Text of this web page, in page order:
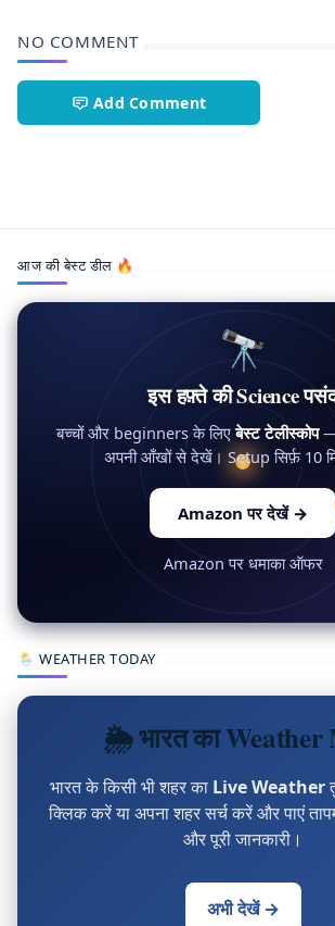
NO COMMENT
Add Comment
आज की बेस्ट डील 🔥
🔭
इस हफ़्ते की Science
बच्चों और beginners के लिएबेस्ट टेलीस्कोप—
अपनी आँखों से देखें। Setup सिर्फ़ 10
Amazon पर देखें →
Amazon पर धमाका ऑफर
🌦 WEATHER TODAY
🌦 भारत का Weather
भारत के किसी भी शहर का Live Weather
क्लिक करें या अपना शहर सर्च करें और पाएं
और पूरी जानकारी।
अभी देखें →